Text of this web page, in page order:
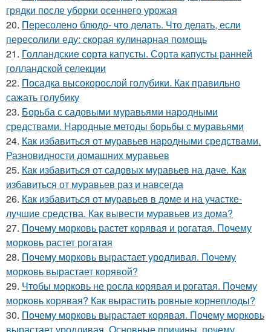
грядки после уборки осеннего урожая
20. Пересолено блюдо- что делать. Что делать, если
пересолили еду: скорая кулинарная помощь
21. Голландские сорта капусты. Сорта капусты ранней
голландской селекции
22. Посадка высокорослой голубики. Как правильно
сажать голубику
23. Борьба с садовыми муравьями народными
средствами. Народные методы борьбы с муравьями
24. Как избавиться от муравьев народными средствами.
Разновидности домашних муравьев
25. Как избавиться от садовых муравьев на даче. Как
избавиться от муравьев раз и навсегда
26. Как избавиться от муравьев в доме и на участке-
лучшие средства. Как вывести муравьев из дома?
27. Почему морковь растет корявая и рогатая. Почему
морковь растет рогатая
28. Почему морковь вырастает уродливая. Почему
морковь вырастает корявой?
29. Чтобы морковь не росла корявая и рогатая. Почему
морковь корявая? Как вырастить ровные корнеплоды?
30. Почему морковь вырастает корявая. Почему морковь
вырастает уродливая. Основные причины, почему